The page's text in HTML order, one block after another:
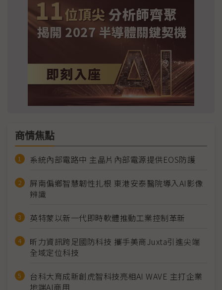
商情焦點
系統內部電路中 主晶片內部電源提供EOS防護
屏南偏鄉智慧韌性扎根 東港安泰醫院導入AI影像
辨識
英特蒙以新一代即時軟體推動工業控制革新
昕力資訊跨足國防科技 攜手美商Juxta引進尖端
全域定位科技
台科大育成新創虎智科技亮相AI WAVE 主打企業
地端AI商用